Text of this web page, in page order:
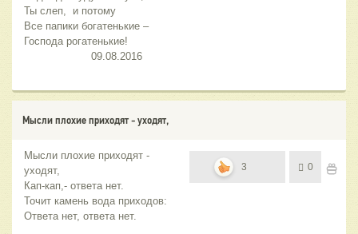
Ты слеп,  и потому
Все папики богатенькие –
Господа рогатенькие!
                     09.08.2016
Мысли плохие приходят - уходят,
Мысли плохие приходят -
уходят,
Кап-кап,- ответа нет.
Точит камень вода приходов:
Ответа нет, ответа нет.
3 0